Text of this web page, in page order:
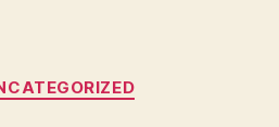
Categorías